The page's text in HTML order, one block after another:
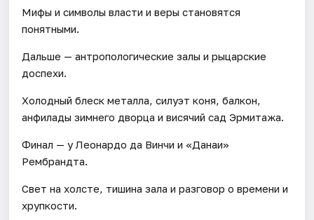
Мифы и символы власти и веры становятся
понятными.
Дальше — антропологические залы и рыцарские
доспехи.
Холодный блеск металла, силуэт коня, балкон,
анфилады зимнего дворца и висячий сад Эрмитажа.
Финал — у Леонардо да Винчи и «Данаи»
Рембрандта.
Свет на холсте, тишина зала и разговор о времени и
хрупкости.